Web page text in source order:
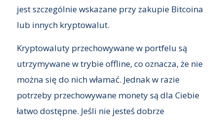
jest szczególnie wskazane przy zakupie Bitcoina
lub innych kryptowalut.
Kryptowaluty przechowywane w portfelu są
utrzymywane w trybie offline, co oznacza, że nie
można się do nich włamać. Jednak w razie
potrzeby przechowywane monety są dla Ciebie
łatwo dostępne. Jeśli nie jesteś dobrze